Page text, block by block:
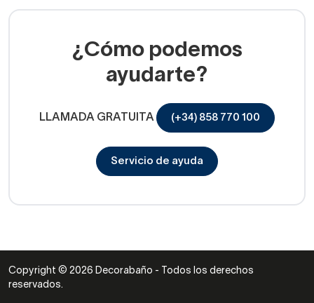
¿Cómo podemos
ayudarte?
LLAMADA GRATUITA (+34) 858 770 100
Servicio de ayuda
Copyright © 2026 Decorabaño - Todos los derechos
reservados.